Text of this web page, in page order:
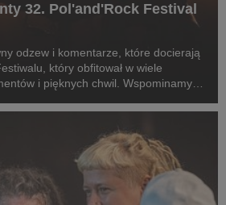
32. Pol'and'Rock Festival
odzew i komentarze, które docierają
który obfitował w wiele
i pięknych chwil. Wspominamy